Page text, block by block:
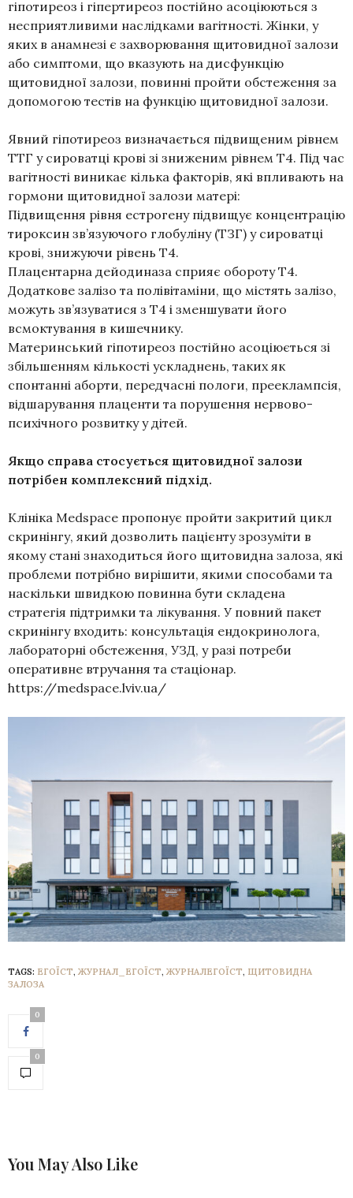
гіпотиреоз і гіпертиреоз постійно асоціюються з
несприятливими наслідками вагітності. Жінки, у
яких в анамнезі є захворювання щитовидної залози
або симптоми, що вказують на дисфункцію
щитовидної залози, повинні пройти обстеження за
допомогою тестів на функцію щитовидної залози.
Явний гіпотиреоз визначається підвищеним рівнем
ТТГ у сироватці крові зі зниженим рівнем T4. Під час
вагітності виникає кілька факторів, які впливають на
гормони щитовидної залози матері:
Підвищення рівня естрогену підвищує концентрацію
тироксин зв’язуючого глобуліну (ТЗГ) у сироватці
крові, знижуючи рівень T4.
Плацентарна дейодиназа сприяє обороту Т4.
Додаткове залізо та полівітаміни, що містять залізо,
можуть зв’язуватися з Т4 і зменшувати його
всмоктування в кишечнику.
Материнський гіпотиреоз постійно асоціюється зі
збільшенням кількості ускладнень, таких як
спонтанні аборти, передчасні пологи, прееклампсія,
відшарування плаценти та порушення нервово-
психічного розвитку у дітей.
Якщо справа стосується щитовидної залози
потрібен комплексний підхід.
Клініка Medspace пропонує пройти закритий цикл
скринінгу, який дозволить пацієнту зрозуміти в
якому стані знаходиться його щитовидна залоза, які
проблеми потрібно вирішити, якими способами та
наскільки швидкою повинна бути складена
стратегія підтримки та лікування. У повний пакет
скринінгу входить: консультація ендокринолога,
лабораторні обстеження, УЗД, у разі потреби
оперативне втручання та стаціонар.
https://medspace.lviv.ua/
TAGS: ЕГОЇСТ, ЖУРНАЛ_ЕГОЇСТ, ЖУРНАЛЕГОЇСТ, ЩИТОВИДНА
ЗАЛОЗА
0
0
You May Also Like